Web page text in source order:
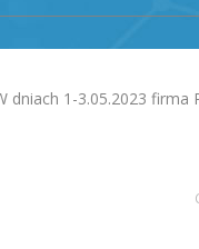
dniach 1-3.05.2023 firma